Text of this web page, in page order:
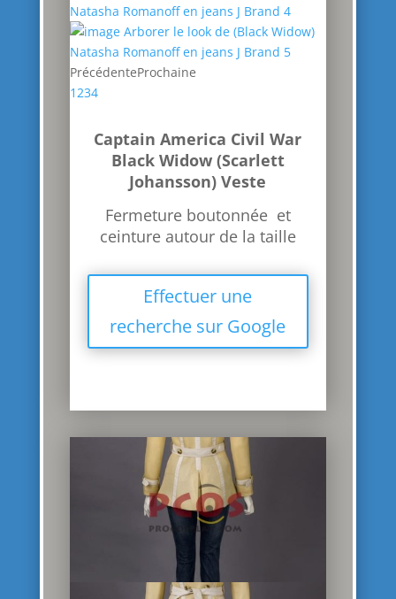
PrécédenteProchaine
1234
Captain America Civil War
Black Widow (Scarlett
Johansson) Veste
Fermeture boutonnée et
ceinture autour de la taille
Effectuer une
recherche sur Google